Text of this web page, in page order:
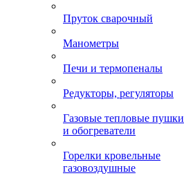
Пруток сварочный
Манометры
Печи и термопеналы
Редукторы, регуляторы
Газовые тепловые пушки
и обогреватели
Горелки кровельные
газовоздушные